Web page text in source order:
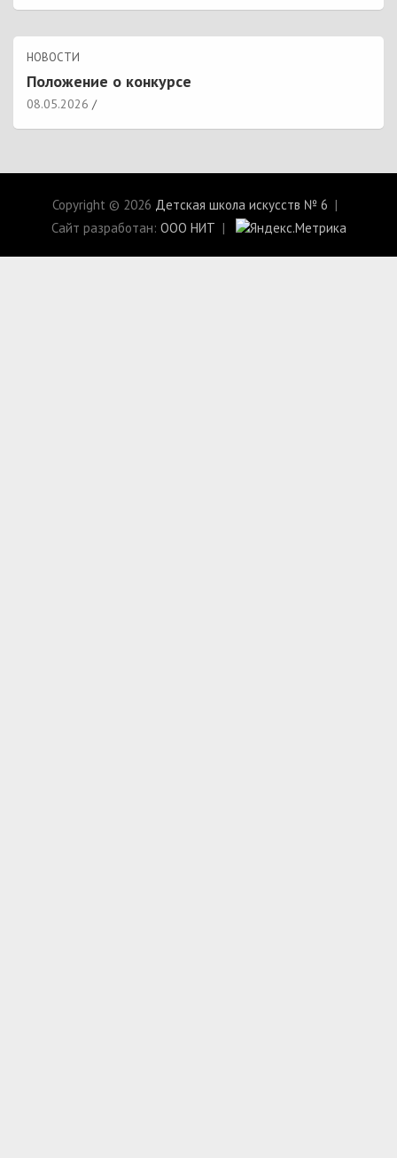
НОВОСТИ
Положение о конкурсе
08.05.2026
Copyright © 2026 Детская школа искусств № 6
Сайт разработан: ООО НИТ